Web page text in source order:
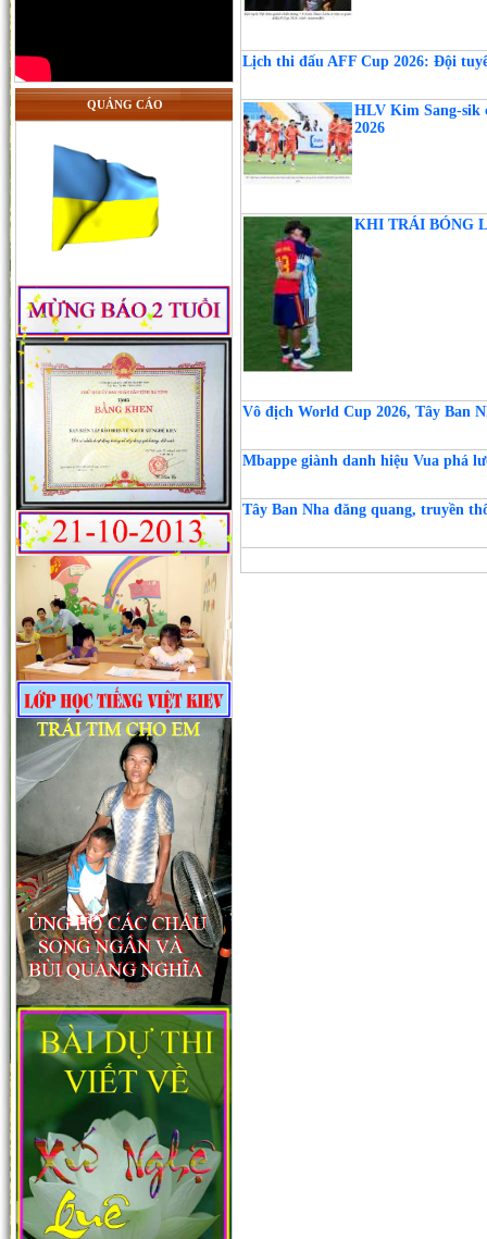
QUẢNG CÁO
Lịch thi đấu AFF Cup 2026: Đội
HLV Kim Sang-sik
2026
KHI TRÁI BÓNG
Vô địch World Cup 2026, Tây Ban
Mbappe giành danh hiệu Vua phá
Tây Ban Nha đăng quang, truyền